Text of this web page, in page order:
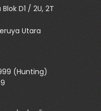
D1 / 2U, 2T
Utara
(Hunting)